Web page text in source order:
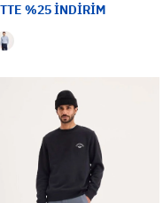
%25 İNDİRİM